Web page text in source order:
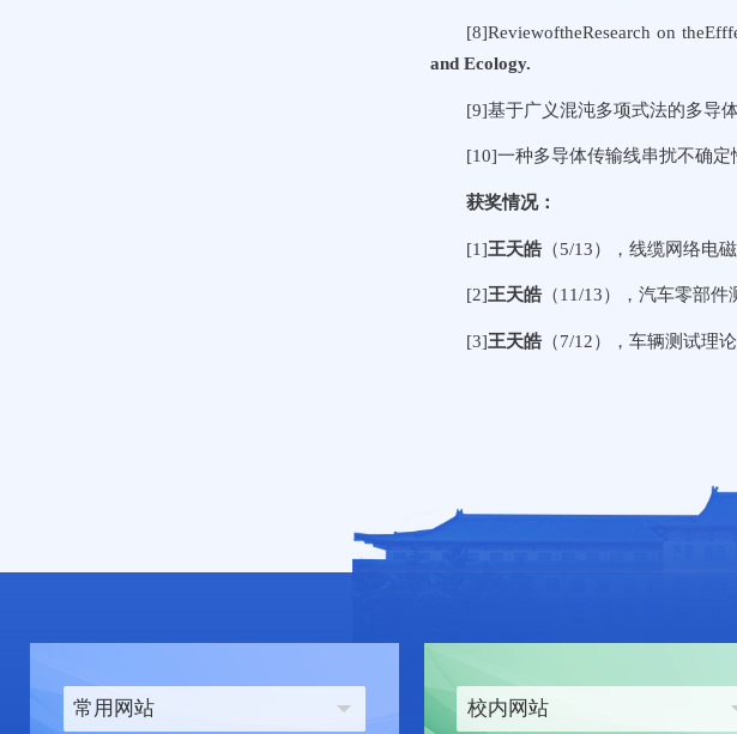
[8]ReviewoftheResearch on
and Ecology.
[9]基于广义混沌多项式法的多导
[10]一种多导体传输线串扰不确
获奖情况：
[1]王天皓（5/13），线缆网络电
[2]王天皓（11/13），汽车零部件
[3]王天皓（7/12），车辆测试理
常用网站 校内网站